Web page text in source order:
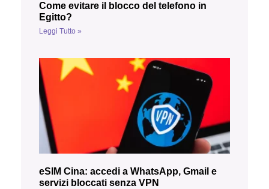
Come evitare il blocco del telefono in
Egitto?
Leggi Tutto »
eSIM Cina: accedi a WhatsApp, Gmail e
servizi bloccati senza VPN